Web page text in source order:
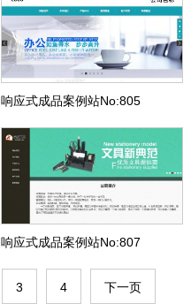
响应式成品案例站No:805
响应式成品案例站No:807
3 4 下一页